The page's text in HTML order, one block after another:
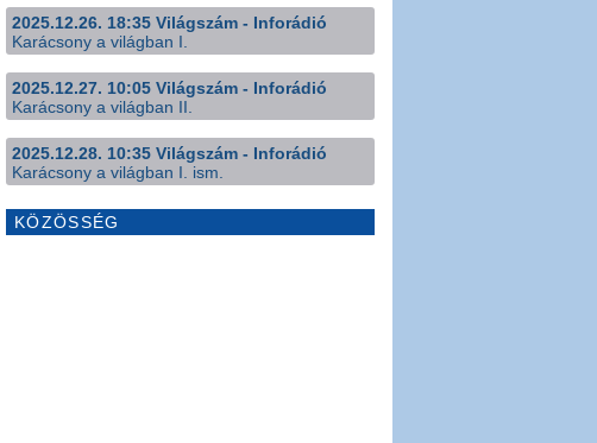
2025.12.26. 18:35 Világszám - Inforádió
Karácsony a világban I.
2025.12.27. 10:05 Világszám - Inforádió
Karácsony a világban II.
2025.12.28. 10:35 Világszám - Inforádió
Karácsony a világban I. ism.
KÖZÖSSÉG